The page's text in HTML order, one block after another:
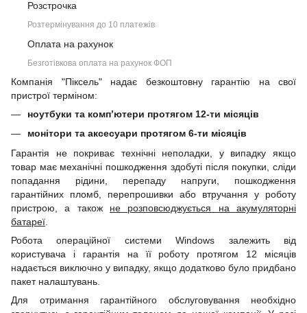
Розстрочка
Розтермінування до 10 платежів
Оплата на рахунок
Безготівкова оплата на рахунок ФОП
Компанія "Піксель" надає безкоштовну гарантію на свої
пристрої терміном:
ноутбуки та комп’ютери протягом 12-ти місяців
монітори та аксесуари протягом 6-ти місяців
Гарантія не покриває технічні неполадки, у випадку якщо
товар має механічні пошкодження здобуті після покупки, сліди
попадання рідини, перепаду напруги, пошкодження
гарантійних пломб, перепрошивки або втручання у роботу
пристрою, а також не розповсюджується на акумуляторні
батареї
Робота операційної системи Windows залежить від
користувача і гарантія на її роботу протягом 12 місяців
надається виключно у випадку, якщо додатково було придбано
пакет налаштувань.
Для отримання гарантійного обслуговування необхідно